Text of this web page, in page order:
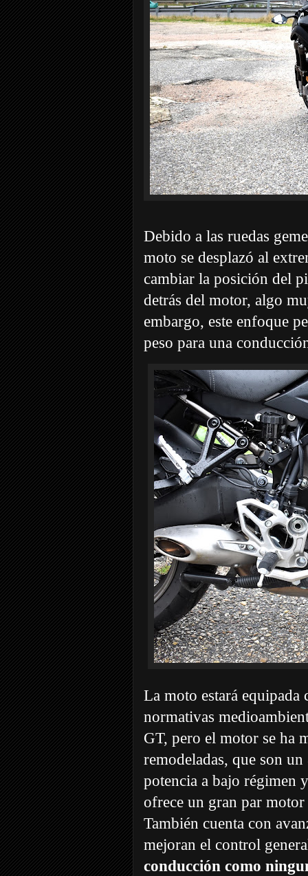
Debido a las ruedas
moto se desplazó al
cambiar la posición del
detrás del motor, algo
embargo, este enfoque
peso para una
La moto estará
normativas
GT, pero el motor se ha
remodeladas, que son
potencia a bajo régimen
ofrece un gran par
También cuenta con
mejoran el control
conducción como